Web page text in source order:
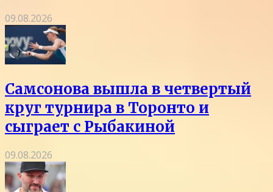
09.08.2026
Самсонова вышла в четвертый
круг турнира в Торонто и
сыграет с Рыбакиной
09.08.2026